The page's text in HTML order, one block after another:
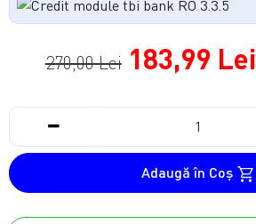
270,00 Lei 183,99 Lei
Adaugă în Coş